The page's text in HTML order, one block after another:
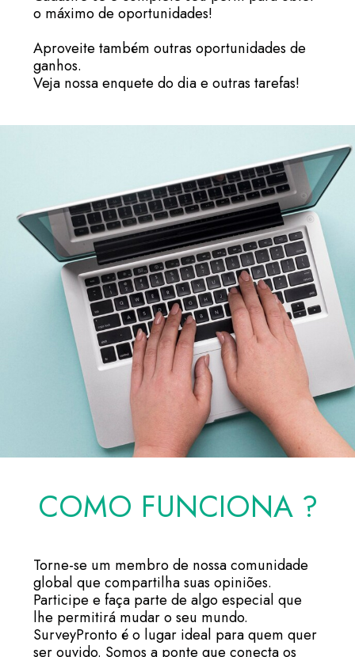
o máximo de oportunidades!
Aproveite também outras oportunidades de
ganhos.
Veja nossa enquete do dia e outras tarefas!
COMO FUNCIONA ?
Torne-se um membro de nossa comunidade
global que compartilha suas opiniões.
Participe e faça parte de algo especial que
lhe permitirá mudar o seu mundo.
SurveyPronto é o lugar ideal para quem quer
ser ouvido. Somos a ponte que conecta os